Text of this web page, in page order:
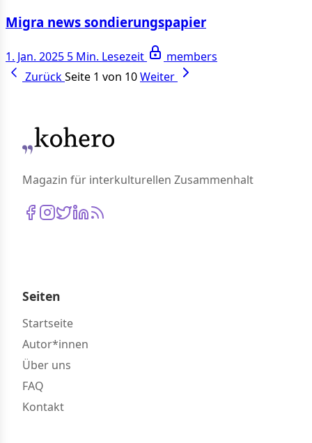
Migra news sondierungspapier
1. Jan. 2025 5 Min. Lesezeit
members
ZurückSeite 1 von 10Weiter
Magazin für interkulturellen Zusammenhalt
Seiten
Startseite
Autor*innen
Über uns
FAQ
Kontakt